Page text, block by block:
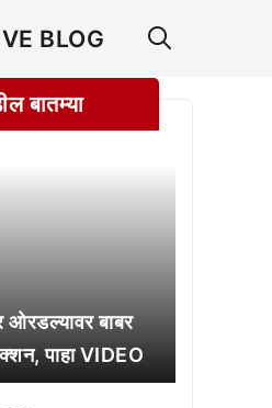
BLOG
बातम्या
बाबर
पाहा VIDEO